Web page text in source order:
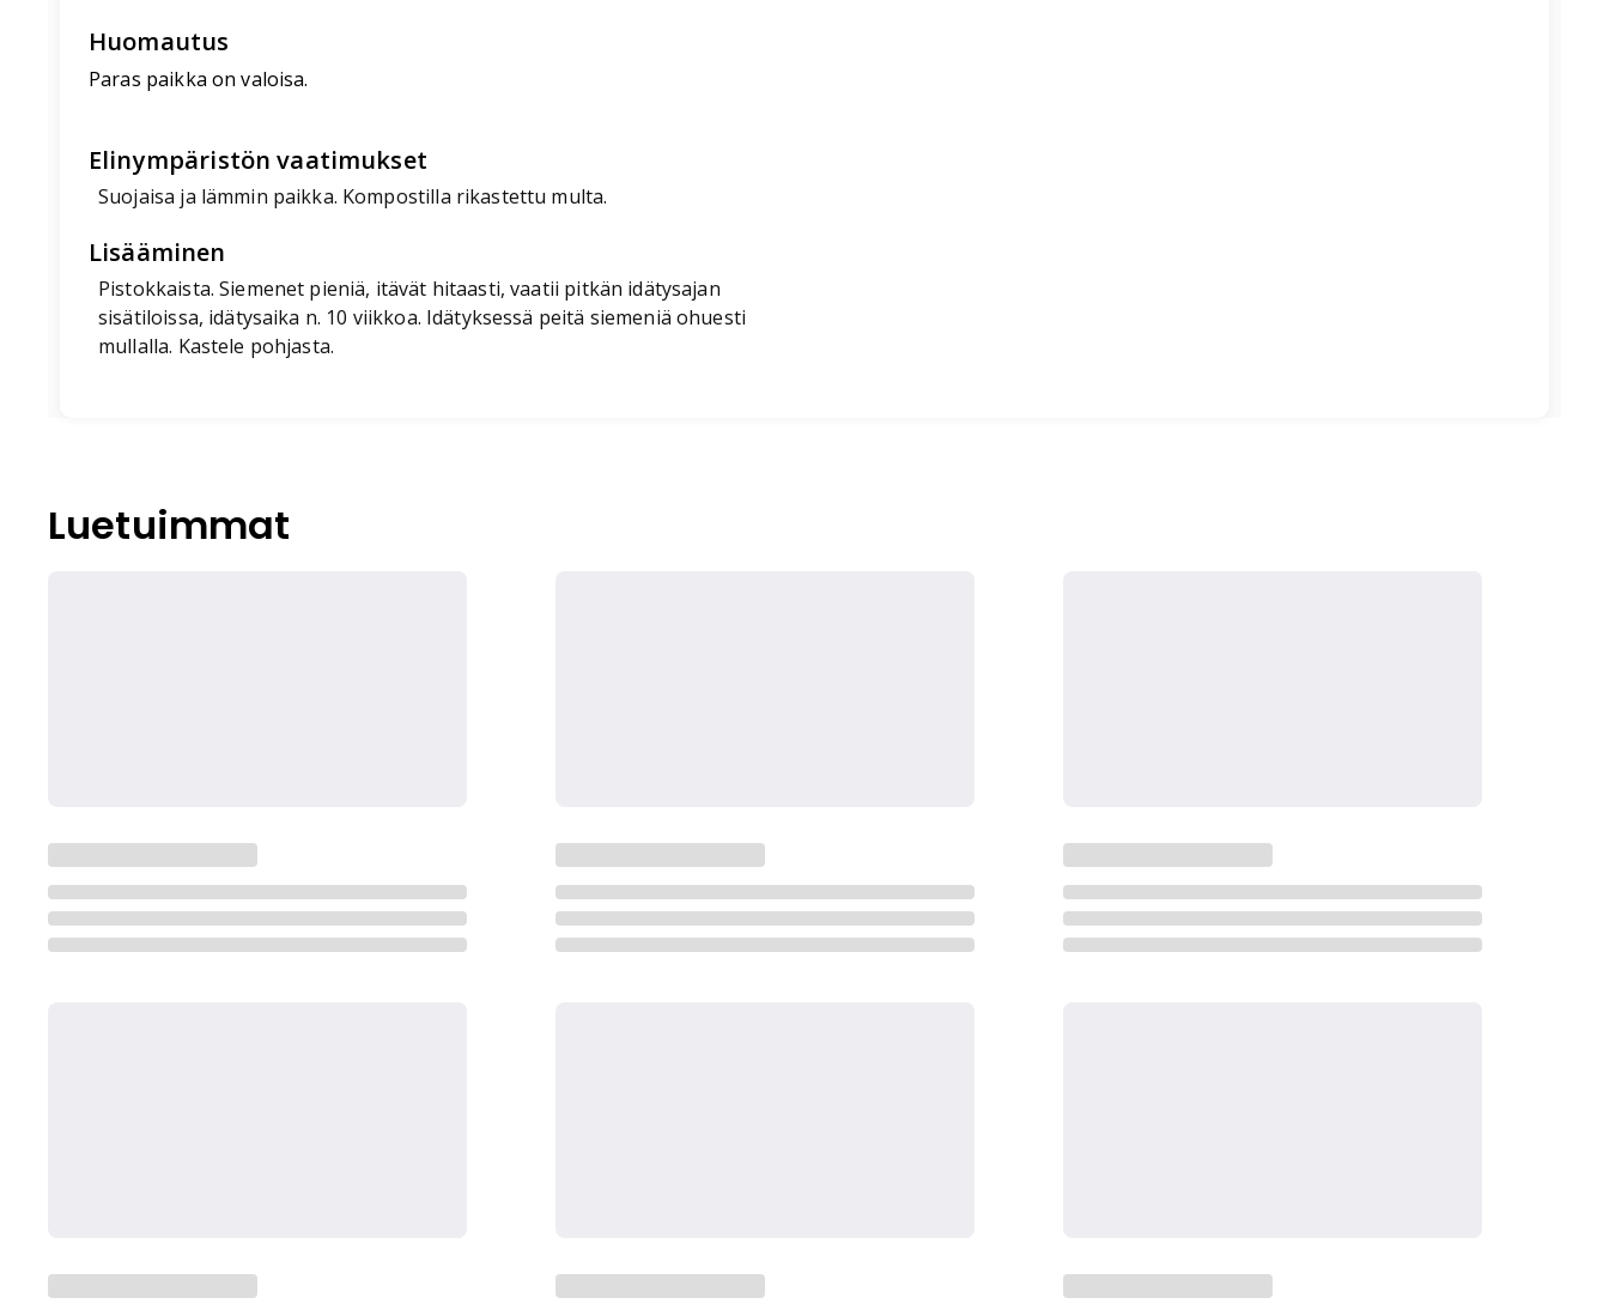
Huomautus
Paras paikka on valoisa.
Elinympäristön vaatimukset
Suojaisa ja lämmin paikka. Kompostilla rikastettu multa.
Lisääminen
Pistokkaista. Siemenet pieniä, itävät hitaasti, vaatii pitkän idätysajan
sisätiloissa, idätysaika n. 10 viikkoa. Idätyksessä peitä siemeniä ohuesti
mullalla. Kastele pohjasta.
Luetuimmat